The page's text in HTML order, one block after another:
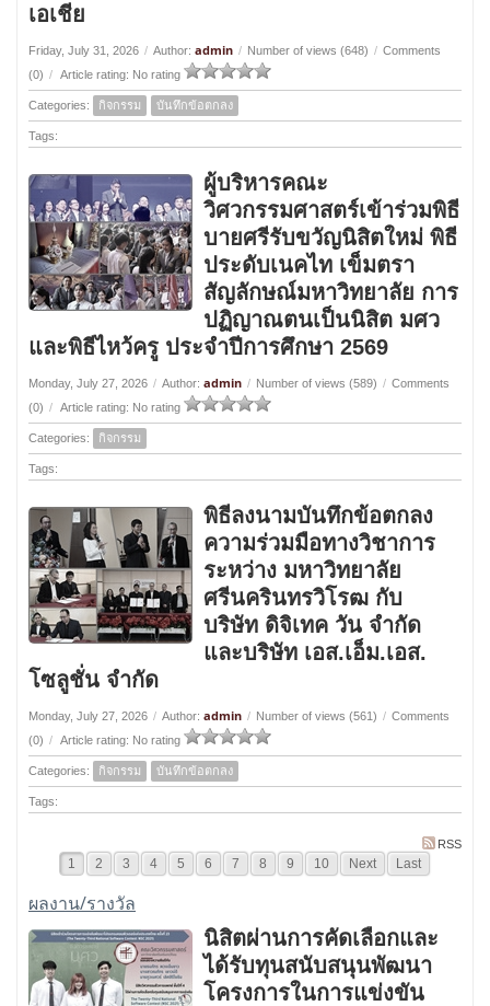
เอเชีย
Friday, July 31, 2026 / Author: admin / Number of views (648) / Comments
(0) / Article rating: No rating
Categories: กิจกรรม บันทึกข้อตกลง
Tags:
ผู้บริหารคณะ
วิศวกรรมศาสตร์เข้าร่วมพิธี
บายศรีรับขวัญนิสิตใหม่ พิธี
ประดับเนคไท เข็มตรา
สัญลักษณ์มหาวิทยาลัย การ
ปฏิญาณตนเป็นนิสิต มศว
และพิธีไหว้ครู ประจำปีการศึกษา 2569
Monday, July 27, 2026 / Author: admin / Number of views (589) / Comments
(0) / Article rating: No rating
Categories: กิจกรรม
Tags:
พิธีลงนามบันทึกข้อตกลง
ความร่วมมือทางวิชาการ
ระหว่าง มหาวิทยาลัย
ศรีนครินทรวิโรฒ กับ
บริษัท ดิจิเทค วัน จำกัด
และบริษัท เอส.เอ็ม.เอส.
โซลูชั่น จำกัด
Monday, July 27, 2026 / Author: admin / Number of views (561) / Comments
(0) / Article rating: No rating
Categories: กิจกรรม บันทึกข้อตกลง
Tags:
RSS
1 2 3 4 5 6 7 8 9 10 Next Last
ผลงาน/รางวัล
นิสิตผ่านการคัดเลือกและ
ได้รับทุนสนับสนุนพัฒนา
โครงการในการแข่งขัน